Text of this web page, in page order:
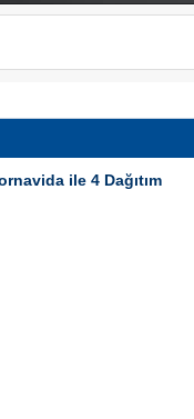
ile 4 Dağıtım